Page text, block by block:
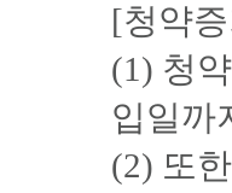
[청약
(1) 청
입일까
(2) 또